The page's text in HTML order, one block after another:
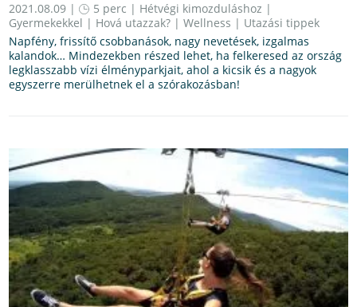
2021.08.09 | 5 perc | Hétvégi kimozduláshoz |
Gyermekekkel | Hová utazzak? |Wellness | Utazási tippek
Napfény, frissítő csobbanások, nagy nevetések, izgalmas
kalandok… Mindezekben részed lehet, ha felkeresed az ország
legklasszabb vízi élményparkjait, ahol a kicsik és a nagyok
egyszerre merülhetnek el a szórakozásban!